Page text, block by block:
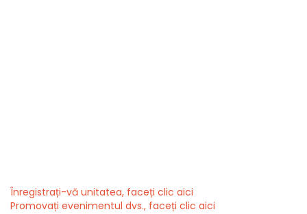
Înregistrați-vă unitatea, faceți clic aici
Promovați evenimentul dvs., faceți clic aici